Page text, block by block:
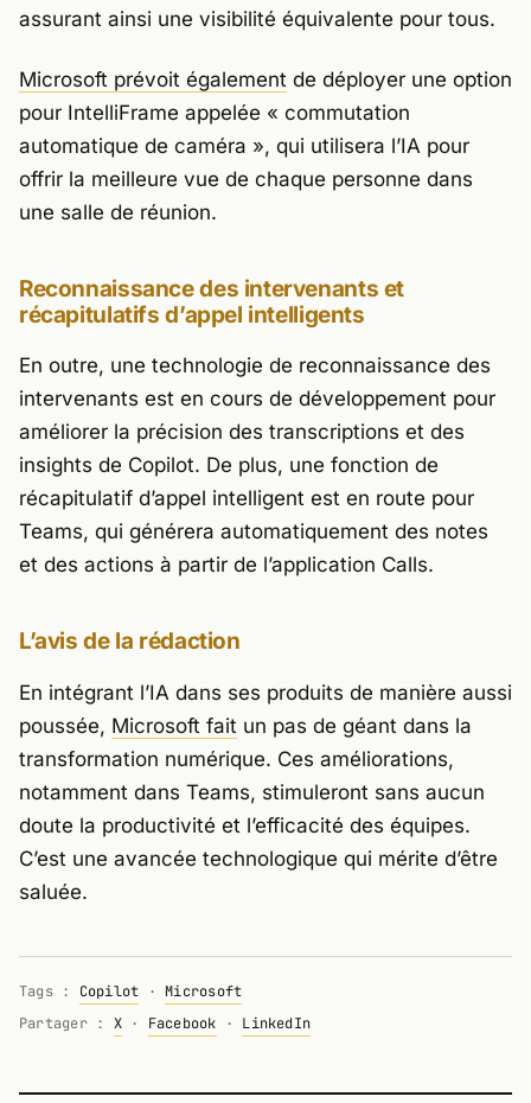
assurant ainsi une visibilité équivalente pour tous.
Microsoft prévoit également de déployer une option
pour IntelliFrame appelée « commutation
automatique de caméra », qui utilisera l’IA pour
offrir la meilleure vue de chaque personne dans
une salle de réunion.
Reconnaissance des intervenants et
récapitulatifs d’appel intelligents
En outre, une technologie de reconnaissance des
intervenants est en cours de développement pour
améliorer la précision des transcriptions et des
insights de Copilot. De plus, une fonction de
récapitulatif d’appel intelligent est en route pour
Teams, qui générera automatiquement des notes
et des actions à partir de l’application Calls.
L’avis de la rédaction
En intégrant l’IA dans ses produits de manière aussi
poussée, Microsoft fait un pas de géant dans la
transformation numérique. Ces améliorations,
notamment dans Teams, stimuleront sans aucun
doute la productivité et l’efficacité des équipes.
C’est une avancée technologique qui mérite d’être
saluée.
Tags : Copilot · Microsoft
Partager : X· Facebook · LinkedIn